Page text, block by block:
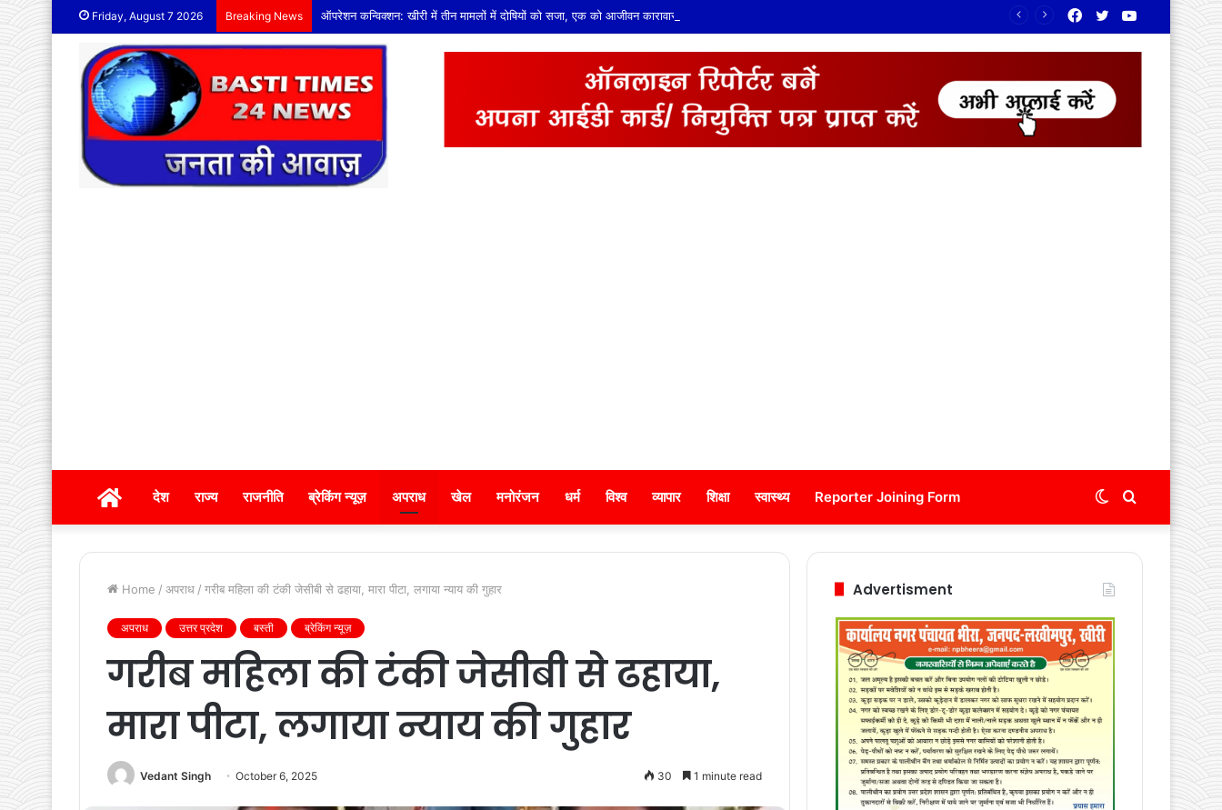
Friday, August 7 2026 Breaking News ऑपरेशन कन्विक्शन: खीरी में तीन मामलों में दोषियों को सजा, एक को आजीवन कारावास YouTube
Twitter
Facebook
होम देश राज्य राजनीति ब्रेकिंग न्यूज़ अपराध खेल मनोरंजन धर्म विश्व व्यापार शिक्षा स्वास्थ्य Reporter Joining Form Switch
skin
Home / अपराध / गरीब महिला की टंकी जेसीबी से ढहाया, मारा पीटा, लगाया न्याय की गुहार
अपराध उत्तर प्रदेश बस्ती ब्रेकिंग न्यूज़
गरीब महिला की टंकी जेसीबी से ढहाया,
मारा पीटा, लगाया न्याय की गुहार
Vedant Singh October 6, 2025 30 1 minute read
Advertisment